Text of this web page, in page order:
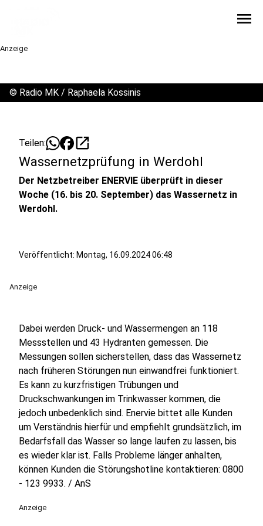
menu
Anzeige
© Radio MK / Raphaela Kossinis
Teilen: open_in_new
Wassernetzprüfung in Werdohl
Der Netzbetreiber ENERVIE überprüft in dieser
Woche (16. bis 20. September) das Wassernetz in
Werdohl.
Veröffentlicht: Montag, 16.09.2024 06:48
Anzeige
Dabei werden Druck- und Wassermengen an 118
Messstellen und 43 Hydranten gemessen. Die
Messungen sollen sicherstellen, dass das Wassernetz
nach früheren Störungen nun einwandfrei funktioniert.
Es kann zu kurzfristigen Trübungen und
Druckschwankungen im Trinkwasser kommen, die
jedoch unbedenklich sind. Enervie bittet alle Kunden
um Verständnis hierfür und empfiehlt grundsätzlich, im
Bedarfsfall das Wasser so lange laufen zu lassen, bis
es wieder klar ist. Falls Probleme länger anhalten,
können Kunden die Störungshotline kontaktieren: 0800
- 123 9933. / AnS
Anzeige